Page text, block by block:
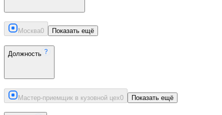
Москва0 Показать ещё
Должность
Мастер-приемщик в кузовной цех0 Показать ещё